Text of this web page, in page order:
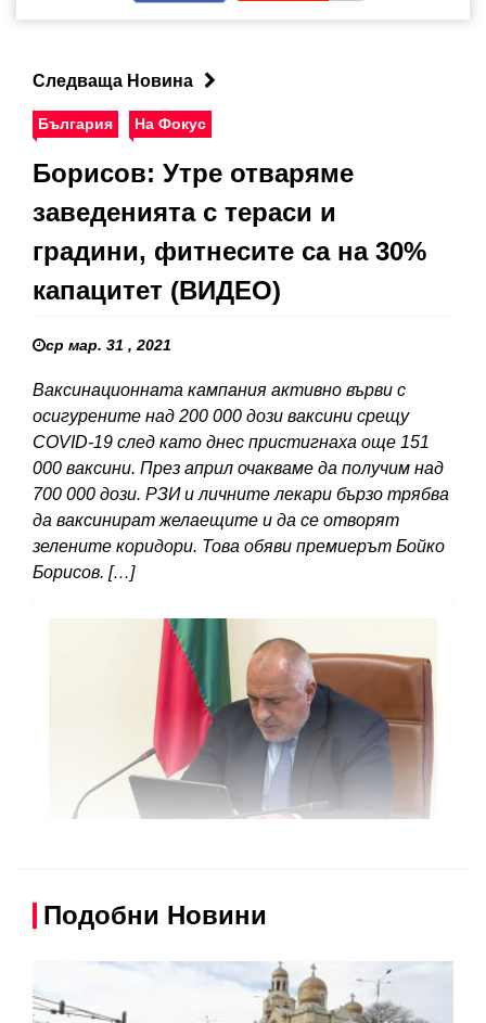
Следваща Новина
България На Фокус
Борисов: Утре отваряме
заведенията с тераси и
градини, фитнесите са на 30%
капацитет (ВИДЕО)
ср мар. 31 , 2021
Ваксинационната кампания активно върви с
осигурените над 200 000 дози ваксини срещу
COVID-19 след като днес пристигнаха още 151
000 ваксини. През април очакваме да получим над
700 000 дози. РЗИ и личните лекари бързо трябва
да ваксинират желаещите и да се отворят
зелените коридори. Това обяви премиерът Бойко
Борисов. […]
Подобни Новини